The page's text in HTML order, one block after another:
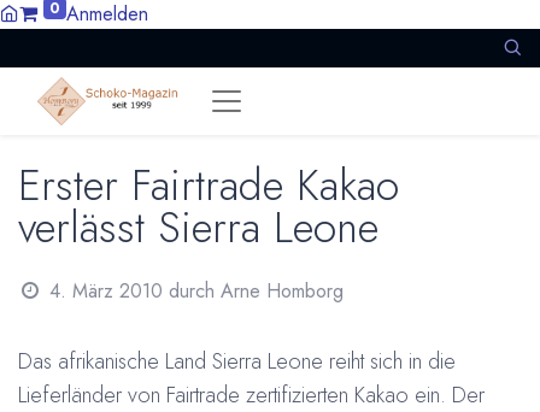
0 Anmelden
Erster Fairtrade Kakao
verlässt Sierra Leone
4. März 2010 durch Arne Homborg
Das afrikanische Land Sierra Leone reiht sich in die
Lieferländer von Fairtrade zertifizierten Kakao ein. Der